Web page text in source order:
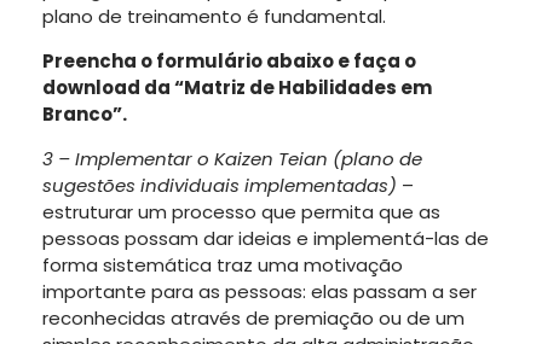
plano de treinamento é fundamental.
Preencha o formulário abaixo e faça o
download da “Matriz de Habilidades em
Branco”.
3 – Implementar o Kaizen Teian (plano de
sugestões individuais implementadas) –
estruturar um processo que permita que as
pessoas possam dar ideias e implementá-las de
forma sistemática traz uma motivação
importante para as pessoas: elas passam a ser
reconhecidas através de premiação ou de um